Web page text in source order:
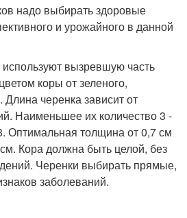
надо выбирать здоровые
и урожайного в данной
вызревшую часть
коры от зеленого,
черенка зависит от
Наименьшее их количество 3 -
Оптимальная толщина от 0,7 см
Кора должна быть целой, без
Черенки выбирать прямые,
заболеваний.